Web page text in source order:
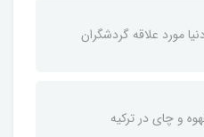
مورد علاقه گردشگران
و چای در ترکیه